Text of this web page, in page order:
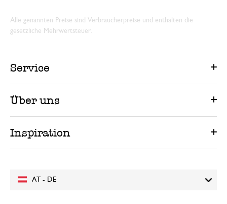
AT - DE
Alle genannten Preise sind Verbraucherpreise und enthalten die
gesetzliche Mehrwertsteuer.
Service
Über uns
Inspiration